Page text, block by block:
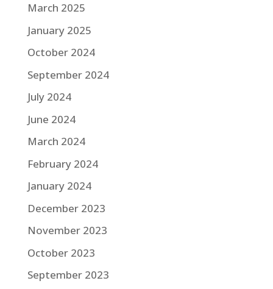
March 2025
January 2025
October 2024
September 2024
July 2024
June 2024
March 2024
February 2024
January 2024
December 2023
November 2023
October 2023
September 2023